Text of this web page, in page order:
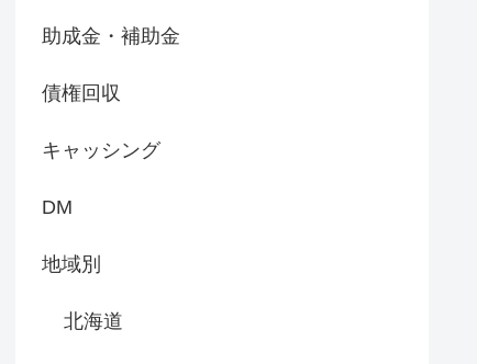
助成金・補助金
債権回収
キャッシング
DM
地域別
北海道